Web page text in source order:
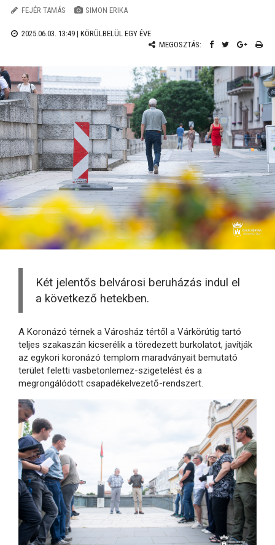
FEJÉR TAMÁS SIMON ERIKA
2025.06.03. 13:49 | KÖRÜLBELÜL EGY ÉVE
MEGOSZTÁS:
Két jelentős belvárosi beruházás indul el
a következő hetekben.
A Koronázó térnek a Városház tértől a Várkörútig tartó
teljes szakaszán kicserélik a töredezett burkolatot, javítják
az egykori koronázó templom maradványait bemutató
terület feletti vasbetonlemez-szigetelést és a
megrongálódott csapadékelvezető-rendszert.